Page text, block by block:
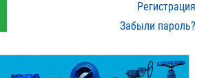
Регистрация
Забыли пароль?